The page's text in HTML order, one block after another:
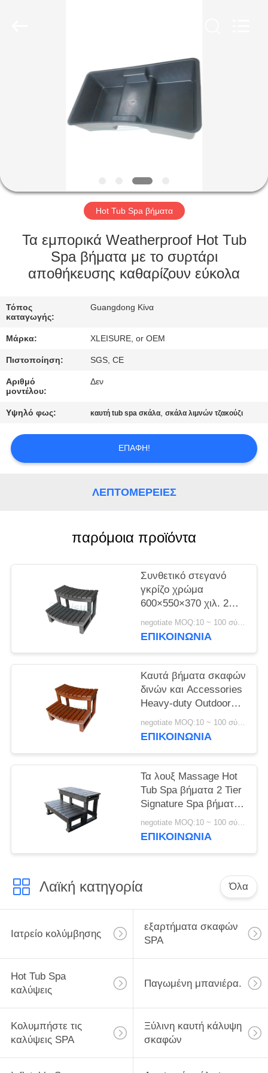
ΠΡΟΪΌΝΤΑ
ΜΕ
ΕΜΆΣ
ΓΎΡΟΣ
ΕΡΓΟΣΤΑΣΊΩΝ
ΈΛΕΓΧΟΣ
ΖΗΤΉΣΤΕ
ΈΝΑ
SITEMAP
Hot Tub Spa βήματα
Τα εμπορικά Weatherproof Hot Tub
Spa βήματα με το συρτάρι
αποθήκευσης καθαρίζουν εύκολα
Τόπος
καταγωγής:
Guangdong Κίνα
Μάρκα: XLEISURE, or OEM
Πιστοποίηση: SGS, CE
Αριθμό
μοντέλου:
Δεν
Υψηλό φως: καυτή tub spa σκάλα,σκάλα λιμνών τζακούζι
ΕΠΑΦΉ!
ΛΕΠΤΟΜΈΡΕΙΕΣ
παρόμοια προϊόντα
Συνθετικό στεγανό
γκρίζο χρώμα
600×550×370 χιλ. 2
Tier Hot Tub Spa
βημάτων
negotiate MOQ:10 ~ 100 σύνολο
ΕΠΙΚΟΙΝΩΝΊΑ
Καυτά βήματα σκαφών
δινών και Accessories
Heavy-duty Outdoor
Spa βήματα
negotiate MOQ:10 ~ 100 σύνολο
ΕΠΙΚΟΙΝΩΝΊΑ
Τα λουξ Massage Hot
Tub Spa βήματα 2 Tier
Signature Spa βήματα
μιμήθηκαν το ξύλινο
σιτάρι
negotiate MOQ:10 ~ 100 σύνολο
ΕΠΙΚΟΙΝΩΝΊΑ
Λαϊκή κατηγορία Όλα
Ιατρείο κολύμβησης
εξαρτήματα σκαφών
SPA
Hot Tub Spa
καλύψεις
Παγωμένη μπανιέρα.
Κολυμπήστε τις
καλύψεις SPA
Ξύλινη καυτή κάλυψη
σκαφών